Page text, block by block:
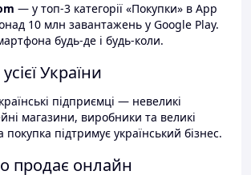
— у топ-3 категорії «Покупки» в App
10 млн завантажень у Google Play.
будь-де і будь-коли.
України
підприємці — невеликі
магазини, виробники та великі
покупка підтримує український бізнес.
продає онлайн